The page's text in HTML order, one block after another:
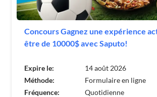
Concours Gagnez une expérience
être de 10000$ avec Saputo!
Expire le:
14 août 2026
Méthode:
Formulaire en ligne
Fréquence:
Quotidienne